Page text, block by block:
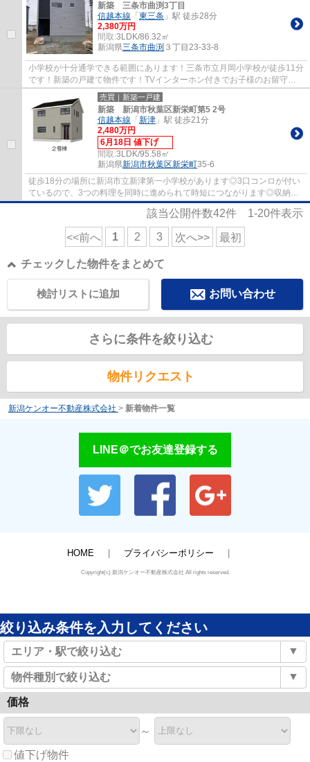
新築 三条市曲渕3丁目
信越本線 「 東三条 」駅 徒歩28分
2,380万円
間取:3LDK/86.32㎡
新潟県三条市曲渕 ３丁目23-33-8
小学校が十分通学できる範囲にあります！三条市立月岡小学校が徒歩11分
です！新築の戸建て物件です！TVインターホン付きでお子様のお留守番
も安心です！一戸建てについてのお問合せ、...
売買｜新築一戸建
新築 新潟市秋葉区新栄町第5 2号
信越本線 「 新津 」駅 徒歩21分
2,480万円
6月18日 値下げ
間取:3LDK/95.58㎡
新潟県新潟市秋葉区新栄町35-6
徒歩18分の場所に新潟市立新津第一小学校があります◎3口コンロが付い
ているので、3つの料理を同時に進められて時短につながります◎収納が
たっぷり使えます◎これまでの経験を活かし、当...
該当公開件数42件 1-20件表示
<<前へ 1 2 3 次へ>> 最初
チェックした物件をまとめて
お問い合わせ
検討リストに追加
さらに条件を絞り込む
物件リクエスト
新潟ケンオー不動産株式会社 > 新着物件一覧
LINE＠でお友達登録する
HOME プライバシーポリシー
Copyright(c) 新潟ケンオー不動産株式会社 All rights reserved.
絞り込み条件を入力してください
エリア・駅で絞り込む ▼
物件種別で絞り込む ▼
価格
～
値下げ物件